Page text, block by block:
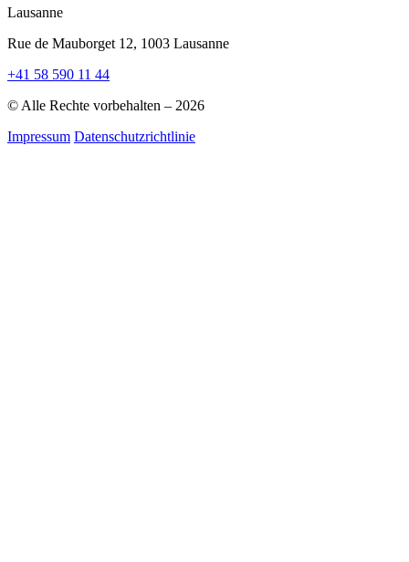
Lausanne
Rue de Mauborget 12, 1003 Lausanne
+41 58 590 11 44
© Alle Rechte vorbehalten – 2026
Impressum Datenschutzrichtlinie